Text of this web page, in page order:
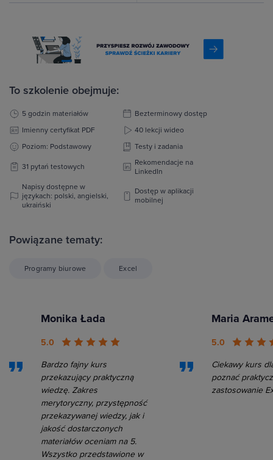
To szkolenie obejmuje:
5 godzin materiałów
Bezterminowy dostęp
Imienny certyfikat PDF
40 lekcji wideo
Poziom: Podstawowy
Testy i zadania
31 pytań testowych
Rekomendacje na
LinkedIn
Napisy dostępne w
językach: polski, angielski,
ukraiński
Dostęp w aplikacji
mobilnej
Powiązane tematy:
Programy biurowe Excel
Monika Łada
5.0
Bardzo fajny kurs
przekazujący praktyczną
wiedzę. Zakres
merytoryczny, przystępność
przekazywanej wiedzy, jak i
jakość dostarczonych
materiałów oceniam na 5.
Wszystko przedstawione w
Maria
5.0
Ciekawy kurs
poznać
zastosowanie